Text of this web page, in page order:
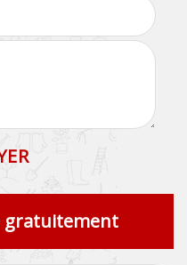
gratuitement